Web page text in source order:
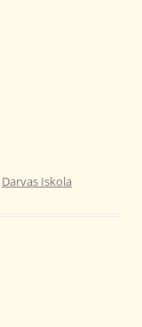
Darvas Iskola